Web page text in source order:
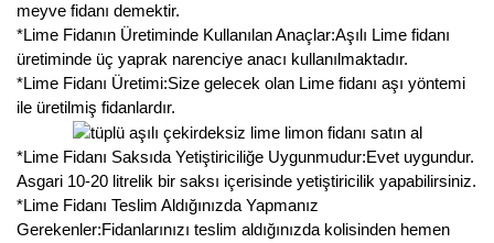
meyve fidanı demektir.
*Lime Fidanın Üretiminde Kullanılan Anaçlar:Aşılı Lime fidanı
üretiminde üç yaprak narenciye anacı kullanılmaktadır.
*Lime Fidanı Üretimi:Size gelecek olan Lime fidanı aşı yöntemi
ile üretilmiş fidanlardır.
*Lime Fidanı Saksıda Yetiştiriciliğe Uygunmudur:Evet uygundur.
Asgari 10-20 litrelik bir saksı içerisinde yetiştiricilik yapabilirsiniz.
*Lime Fidanı Teslim Aldığınızda Yapmanız
Gerekenler:Fidanlarınızı teslim aldığınızda kolisinden hemen